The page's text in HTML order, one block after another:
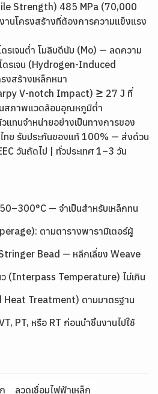
Strength) 485 MPa (70,000
านโครงสร้างที่ต้องการความแข็งแรง
รเจนต่ำ โมลิบดีนัม (Mo) — ลดความ
ดรเจน (Hydrogen-Induced
งสร้างเหล็กหนา
V-notch Impact) ≥ 27 J ที่
นสภาพแวดล้อมอุณหภูมิต่ำ
แทนจำหน่ายอย่างเป็นทางการของ
ไทย รับประกันของแท้ 100% — ส่งด่วน
วันถัดไป | ทั่วประเทศ 1–3 วัน
— จำเป็นสำหรับเหล็กทน
ตามตารางพารามิเตอร์ผู้
Bead — หลีกเลี่ยง Weave
(Interpass Temperature) ไม่เกิน
Heat Treatment) ตามมาตรฐาน
PT, หรือ RT ก่อนนำชิ้นงานไปใช้
ลวดเชื่อมไฟฟ้าเหล็ก